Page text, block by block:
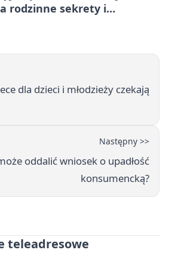
rodzinne sekrety i
dla dzieci i młodzieży czekają
Następny >>
oddalić wniosek o upadłość
konsumencką?
teleadresowe